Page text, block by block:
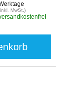
MwSt.)